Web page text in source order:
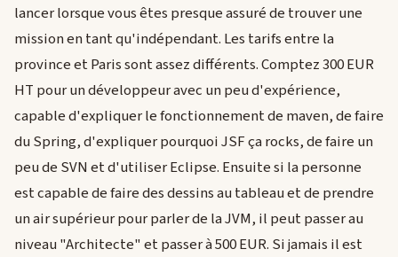
lancer lorsque vous êtes presque assuré de trouver une
mission en tant qu'indépendant. Les tarifs entre la
province et Paris sont assez différents. Comptez 300 EUR
HT pour un développeur avec un peu d'expérience,
capable d'expliquer le fonctionnement de maven, de faire
du Spring, d'expliquer pourquoi JSF ça rocks, de faire un
peu de SVN et d'utiliser Eclipse. Ensuite si la personne
est capable de faire des dessins au tableau et de prendre
un air supérieur pour parler de la JVM, il peut passer au
niveau "Architecte" et passer à 500 EUR. Si jamais il est